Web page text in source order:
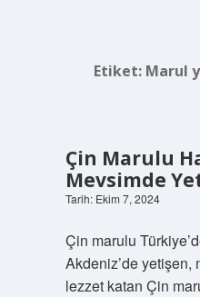
Etiket: Marul
Çin Marulu
Mevsimde
Tarih: Ekim 7, 2024
Çin marulu
Akdeniz’de yetişen,
lezzet katan Çin